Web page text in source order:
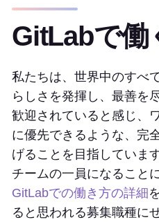
GitLabで働
私たちは、世界中のすべ
らしさを発揮し、最善を
歓迎されていると感じ、
に優先できるような、完
げることを目指しています
チームの一員になること
GitLabでの働き方の詳細
ると思われる募集職種に